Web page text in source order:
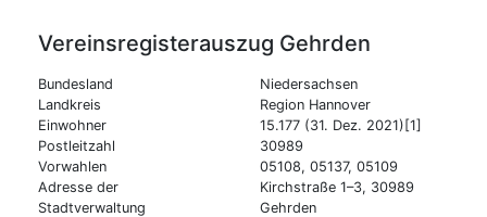
Vereinsregisterauszug Gehrden
Bundesland
Niedersachsen
Landkreis
Region Hannover
Einwohner
15.177 (31. Dez. 2021)[1]
Postleitzahl
30989
Vorwahlen
05108, 05137, 05109
Adresse der
Stadtverwaltung
Kirchstraße 1–3, 30989
Gehrden